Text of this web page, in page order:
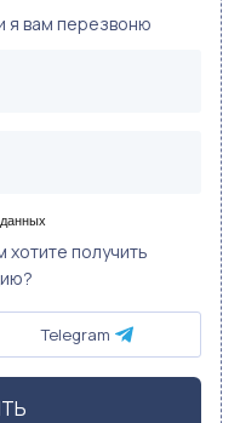
я вам перезвоню
получить
Telegram